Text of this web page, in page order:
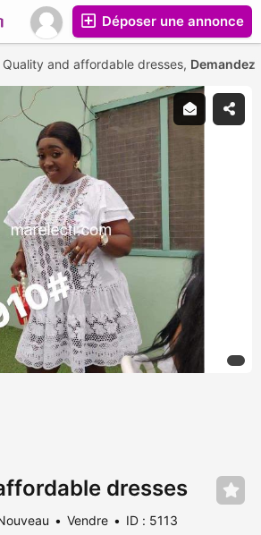
Déposer une annonce
Quality and affordable dresses, Demandez
dresses
Vendre ID : 5113